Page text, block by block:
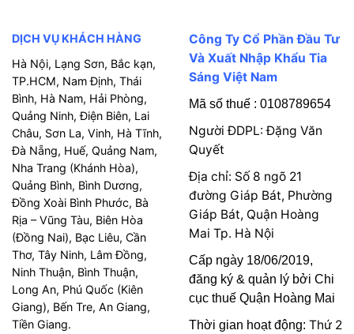
DỊCH VỤ KHÁCH HÀNG
Hà Nội, Lạng Sơn, Bắc kạn,
TP.HCM, Nam Định, Thái
Bình, Hà Nam, Hải Phòng,
Quảng Ninh, Điện Biên, Lai
Châu, Sơn La, Vinh, Hà Tĩnh,
Đà Nẵng, Huế, Quảng Nam,
Nha Trang (Khánh Hòa),
Quảng Bình, Bình Dương,
Đồng Xoài Bình Phước, Bà
Rịa – Vũng Tàu, Biên Hòa
(Đồng Nai), Bạc Liêu, Cần
Thơ, Tây Ninh, Lâm Đồng,
Ninh Thuận, Bình Thuận,
Long An, Phú Quốc (Kiên
Giang), Bến Tre, An Giang,
Tiền Giang.
Công Ty Cổ Phần Đầu Tư
Và Xuất Nhập Khẩu Tia
Sáng Việt Nam
Mã số thuế : 0108789654
Người ĐDPL: Đặng Văn
Quyết
Địa chỉ: Số 8 ngõ 21
đường Giáp Bát, Phường
Giáp Bát, Quận Hoàng
Mai Tp. Hà Nội
Cấp ngày 18/06/2019,
đăng ký & quản lý bởi Chi
cục thuế Quận Hoàng Mai
Thời gian hoạt động: Thứ 2